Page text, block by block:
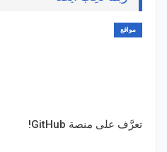
مواقع
تعرَّف على منصة GitHub!